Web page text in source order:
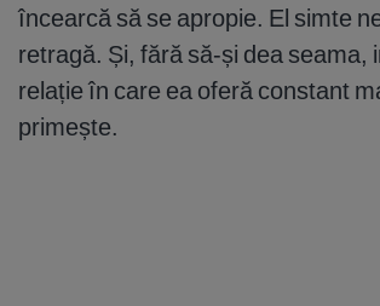
încearcă să se apropie. El simte
retragă. Și, fără să-și dea seama,
relație în care ea oferă constant
primește.